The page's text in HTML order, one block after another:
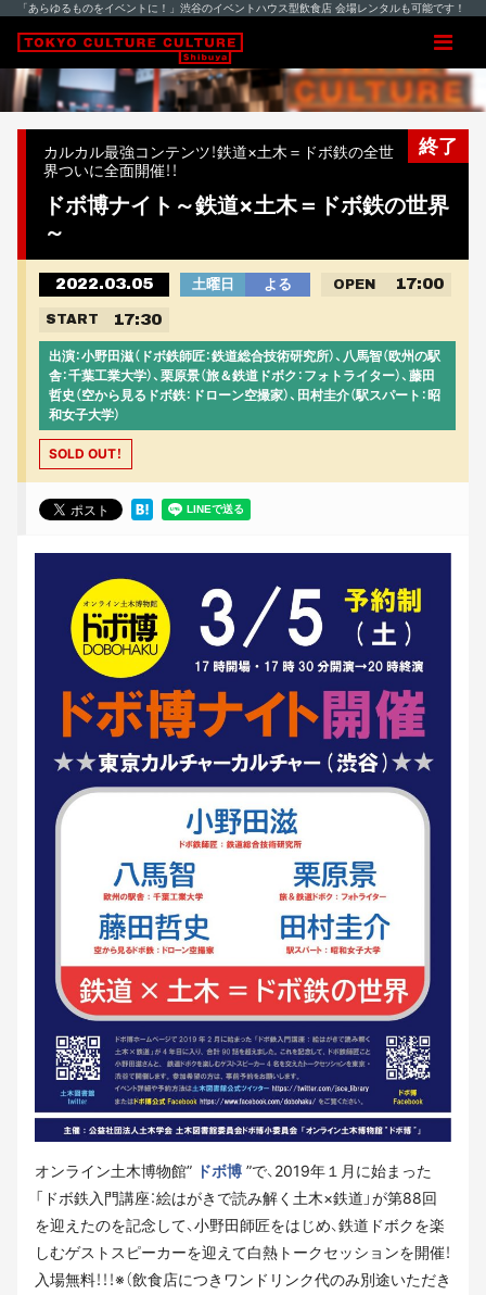
「あらゆるものをイベントに！」渋谷のイベントハウス型飲食店 会場レンタルも可能です！
終了
カルカル最強コンテンツ！鉄道×土木＝ドボ鉄の全世
界ついに全面開催！！
ドボ博ナイト～鉄道×土木＝ドボ鉄の世界
～
2022.03.05 土曜日 よる OPEN 17:00
START 17:30
出演：小野田滋（ドボ鉄師匠：鉄道総合技術研究所）、八馬智（欧州の駅
舎：千葉工業大学）、栗原景（旅＆鉄道ドボク：フォトライター）、藤田
哲史（空から見るドボ鉄：ドローン空撮家）、田村圭介（駅スパート：昭
和女子大学）
SOLD OUT！
オンライン土木博物館” ドボ博 ”で、2019年１月に始まった
「ドボ鉄入門講座：絵はがきで読み解く土木×鉄道」が第88回
を迎えたのを記念して、小野田師匠をはじめ、鉄道ドボクを楽
しむゲストスピーカーを迎えて白熱トークセッションを開催！
入場無料！！！※（飲食店につきワンドリンク代のみ別途いただき